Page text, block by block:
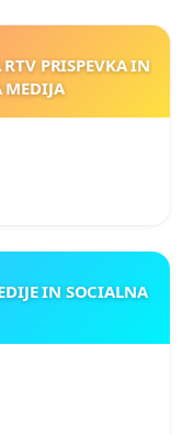
PRISPEVKA IN
MEDIJA
IN SOCIALNA